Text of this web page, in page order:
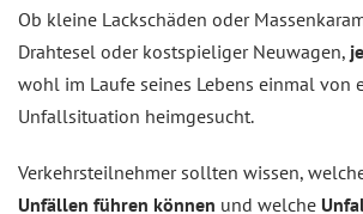
Ob kleine Lackschäden oder
Drahtesel oder kostspieliger Neuwagen,
wohl im Laufe seines Lebens einmal von
Unfallsituation heimgesucht.
Verkehrsteilnehmer sollten wissen,
Unfällen führen können und welche